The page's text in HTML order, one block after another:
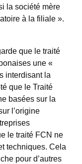
la société mère
à la filiale ».
que le traité
une «
interdisant la
que le Traité
basées sur la
l’origine
le traité FCN ne
techniques. Cela
pour d’autres